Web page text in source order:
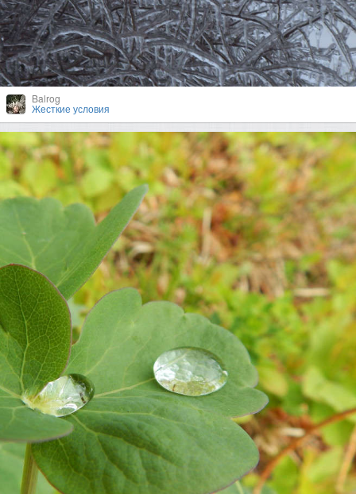
Balrog
Жесткие условия